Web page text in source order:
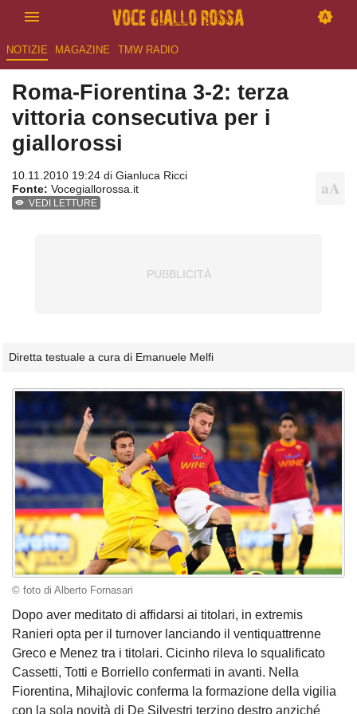
NOTIZIE MAGAZINE TMW RADIO
Roma-Fiorentina 3-2: terza
vittoria consecutiva per i
giallorossi
10.11.2010 19:24 di Gianluca Ricci
Fonte: Vocegiallorossa.it
VEDI LETTURE
Diretta testuale a cura di Emanuele Melfi
© foto di Alberto Fornasari
Dopo aver meditato di affidarsi ai titolari, in extremis
Ranieri opta per il turnover lanciando il ventiquattrenne
Greco e Menez tra i titolari. Cicinho rileva lo squalificato
Cassetti, Totti e Borriello confermati in avanti. Nella
Fiorentina, Mihajlovic conferma la formazione della vigilia
con la sola novità di De Silvestri terzino destro anziché